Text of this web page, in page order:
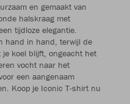
en gemaakt van
halskraag met
tijdloze elegantie.
hand in hand, terwijl de
je koel blijft, ongeacht het
vocht naar het
een aangenaam
Koop je Iconic T-shirt nu